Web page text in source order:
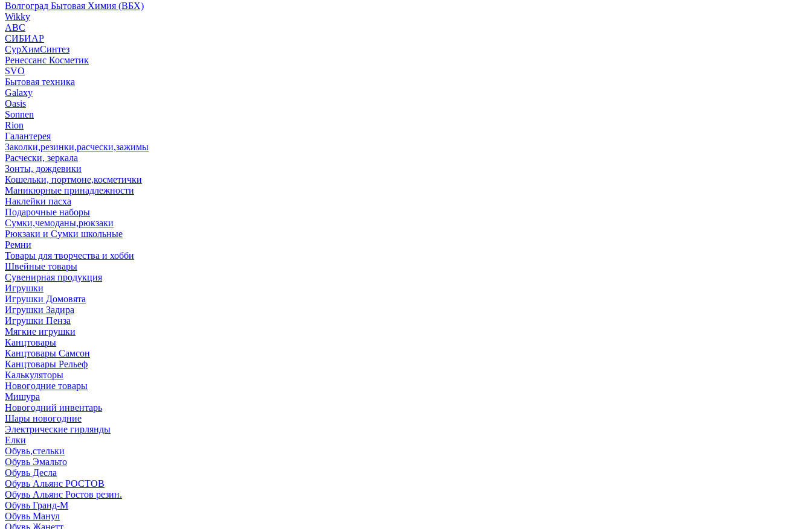
Волгоград Бытовая Химия (ВБХ)
Wikky
АВС
СИБИАР
СурХимСинтез
Ренессанс Косметик
SVO
Бытовая техника
Galaxy
Oasis
Sonnen
Rion
Галантерея
Заколки,резинки,расчески,зажимы
Расчески, зеркала
Зонты, дождевики
Кошельки, портмоне,косметички
Маникюрные принадлежности
Наклейки пасха
Подарочные наборы
Сумки,чемоданы,рюкзаки
Рюкзаки и Сумки школьные
Ремни
Товары для творчества и хобби
Швейные товары
Сувенирная продукция
Игрушки
Игрушки Домовята
Игрушки Задира
Игрушки Пенза
Мягкие игрушки
Канцтовары
Канцтовары Самсон
Канцтовары Рельеф
Калькуляторы
Новогодние товары
Мишура
Новогодний инвентарь
Шары новогодние
Электрические гирлянды
Елки
Обувь,стельки
Обувь Эмальто
Обувь Десла
Обувь Альянс РОСТОВ
Обувь Альянс Ростов резин.
Обувь Гранд-М
Обувь Манул
Обувь Жанетт